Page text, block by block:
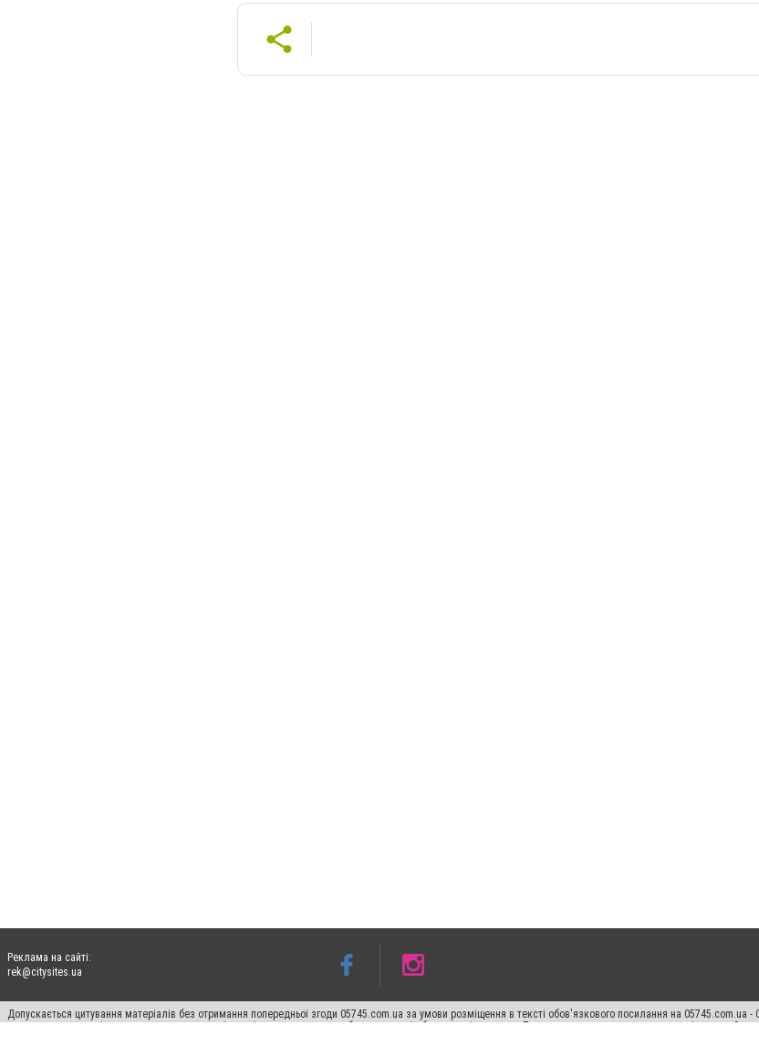
Реклама на сайті:
rek@citysites.ua
Допускається цитування матеріалів без отримання попередньої згоди 05745.com.ua за умови розміщення в тексті обов'язкового посилання на
пошукових систем гіперпосилання на цитовані статті не нижче другого абзацу в тексті або в якості джерела. Порушення виняткових прав переслідується